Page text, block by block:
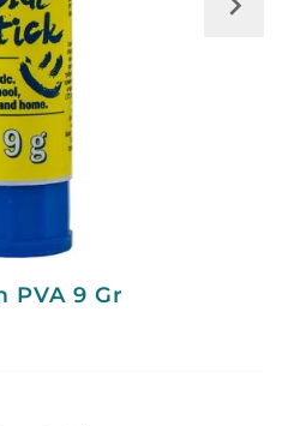
PVA 9 Gr